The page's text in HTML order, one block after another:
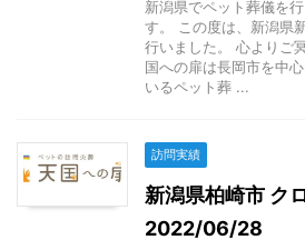
新潟県でペット葬儀を
す。 この度は、新潟県
行いました。 心よりご
国への扉は長岡市を中
いるペット葬 ...
訪問実績
新潟県柏崎市 ク
2022/06/28